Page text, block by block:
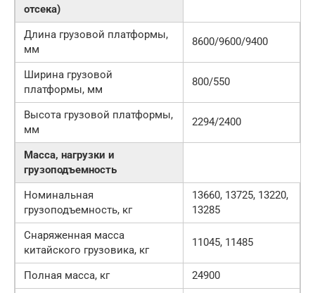
отсека)
Длина грузовой платформы,
мм
8600/9600/9400
Ширина грузовой
платформы, мм
800/550
Высота грузовой платформы,
мм
2294/2400
Масса, нагрузки и
грузоподъемность
Номинальная
грузоподъемность, кг
13660, 13725, 13220,
13285
Снаряженная масса
китайского грузовика, кг
11045, 11485
Полная масса, кг
24900